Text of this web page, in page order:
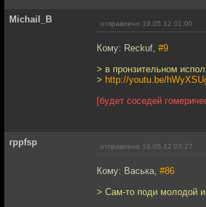
Michail_B отправлено 19.05.12 01:00
Кому: Reckuf, #9
> в пронзительном
> http://youtu.be/
[будет соседей
rppfsp отправлено 19.05.12 03:27
Кому: Васька, #86
> Сам-то поди молодой